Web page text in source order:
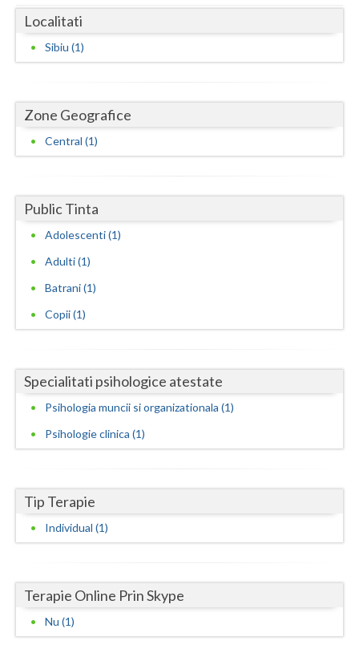
Dolj
Galati
Gorj
Hunedoara
Ialomita
Iasi
Ilfov
Maramures
Mures
Olt
Salaj
Satu-Mare
Sibiu
Suceava
Localitati
Sibiu (1)
Zone Geografice
Central (1)
Public Tinta
Adolescenti (1)
Adulti (1)
Batrani (1)
Copii (1)
Specialitati psihologice atestate
Psihologia muncii si organizationala (1)
Psihologie clinica (1)
Tip Terapie
Individual (1)
Terapie Online Prin Skype
Nu (1)